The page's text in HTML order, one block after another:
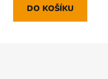
DO KOŠÍKU